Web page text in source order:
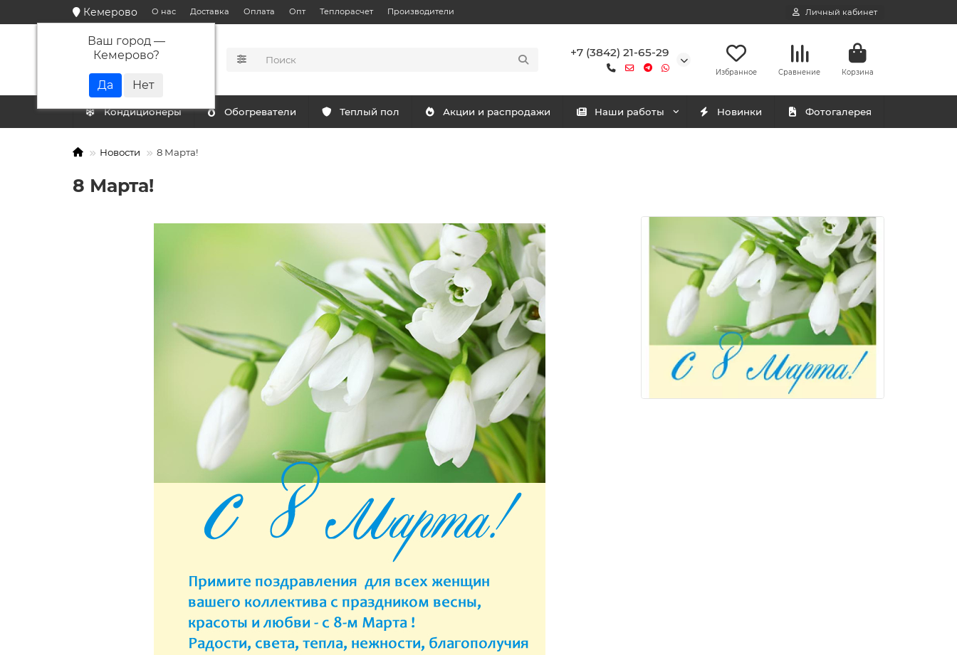
Кемерово
Ваш город —
Кемерово?
О нас Доставка Оплата Опт Теплорасчет Производители Личный кабинет
КАТАЛОГ
+7 (3842) 21-65-29
Избранное Сравнение Корзина
Кондиционеры Обогреватели Теплый пол Акции и распродажи Наши работы Новинки Фотогалерея
Новости 8 Марта!
8 Марта!